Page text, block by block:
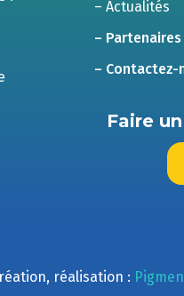
– Actualités
– Partenaires
– Contactez-
Faire
réalisation :